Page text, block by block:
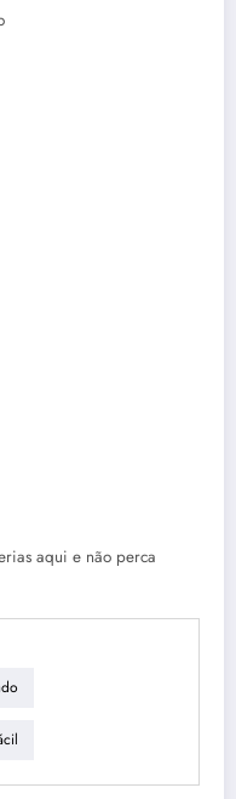
aqui e não perca